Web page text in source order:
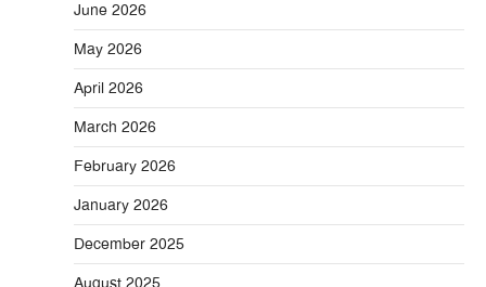
June 2026
May 2026
April 2026
March 2026
February 2026
January 2026
December 2025